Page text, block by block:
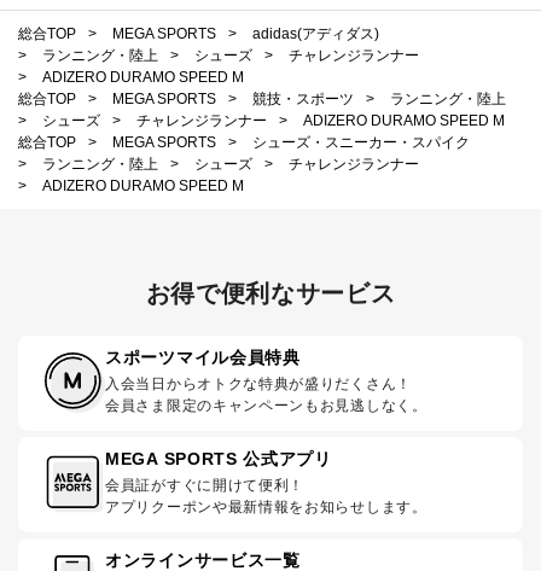
総合TOP > MEGA SPORTS >
adidas(アディダス)
>
ランニング・陸上 > シューズ >
チャレンジランナー
>
ADIZERO DURAMO SPEED M
総合TOP
> MEGA SPORTS > 競技・スポーツ >
ランニング・陸上
>
シューズ > チャレンジランナー >
ADIZERO DURAMO SPEED M
総合TOP
> MEGA SPORTS >
シューズ・スニーカー・スパイク
>
ランニング・陸上 > シューズ >
チャレンジランナー
>
ADIZERO DURAMO SPEED M
お得で便利なサービス
スポーツマイル会員特典
入会当日からオトクな特典が盛りだくさん！
会員さま限定のキャンペーンもお見逃しなく。
MEGA SPORTS 公式アプリ
会員証がすぐに開けて便利！
アプリクーポンや最新情報をお知らせします。
オンラインサービス一覧